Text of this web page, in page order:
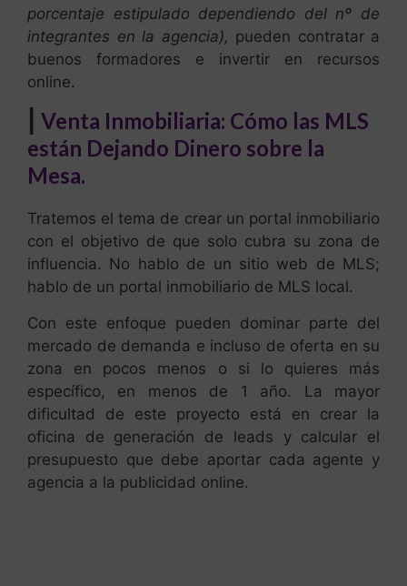
porcentaje estipulado dependiendo del nº de
integrantes en la agencia), pueden contratar a
buenos formadores e invertir en recursos
online.
Venta Inmobiliaria: Cómo las MLS
están Dejando Dinero sobre la
Mesa.
Tratemos el tema de crear un portal inmobiliario
con el objetivo de que solo cubra su zona de
influencia. No hablo de un sitio web de MLS;
hablo de un portal inmobiliario de MLS local.
Con este enfoque pueden dominar parte del
mercado de demanda e incluso de oferta en su
zona en pocos menos o si lo quieres más
específico, en menos de 1 año. La mayor
dificultad de este proyecto está en crear la
oficina de generación de leads y calcular el
presupuesto que debe aportar cada agente y
agencia a la publicidad online.